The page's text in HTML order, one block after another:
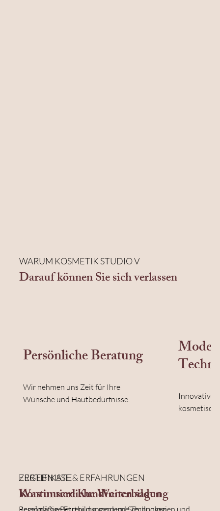
WARUM KOSMETIK STUDIO V
Darauf können Sie sich verlassen
Persönliche Beratung
Wir nehmen uns Zeit für Ihre
Wünsche und Hautbedürfnisse.
Innovative
ZERTIFIKATE
Kontinuierliche Weiterbildung
Regelmäßige Fortbildungen und Schulungen
ERGEBNISSE & ERFAHRUNGEN
Was unsere Kundinnen sagen
Persönliche Betreuung, moderne Technologien und